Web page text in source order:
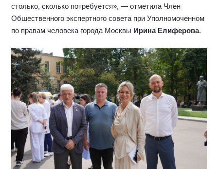
столько, сколько потребуется», — отметила Член
Общественного экспертного совета при Уполномоченном
по правам человека города Москвы Ирина Елиферова.